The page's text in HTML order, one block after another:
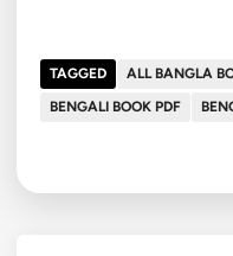
TAGGED ALL BANGLA
BENGALI BOOK PDF